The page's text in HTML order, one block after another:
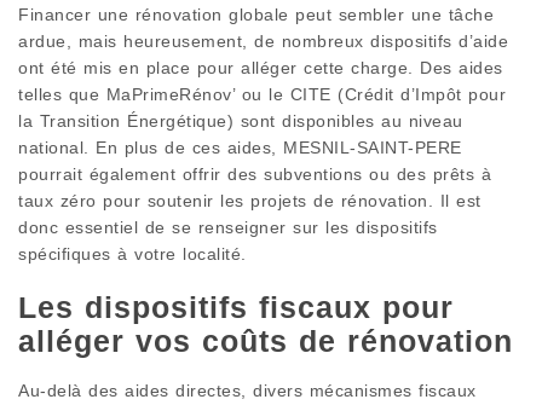
Financer une rénovation globale peut sembler une tâche
ardue, mais heureusement, de nombreux dispositifs d’aide
ont été mis en place pour alléger cette charge. Des aides
telles que MaPrimeRénov’ ou le CITE (Crédit d’Impôt pour
la Transition Énergétique) sont disponibles au niveau
national. En plus de ces aides, MESNIL-SAINT-PERE
pourrait également offrir des subventions ou des prêts à
taux zéro pour soutenir les projets de rénovation. Il est
donc essentiel de se renseigner sur les dispositifs
spécifiques à votre localité.
Les dispositifs fiscaux pour
alléger vos coûts de rénovation
Au-delà des aides directes, divers mécanismes fiscaux